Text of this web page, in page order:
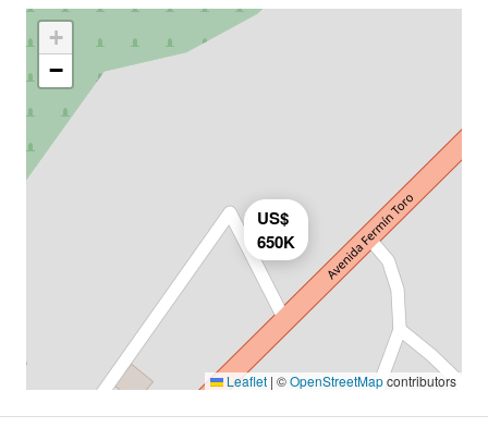
US$
650K
+
−
Leaflet | ©OpenStreetMapcontributors